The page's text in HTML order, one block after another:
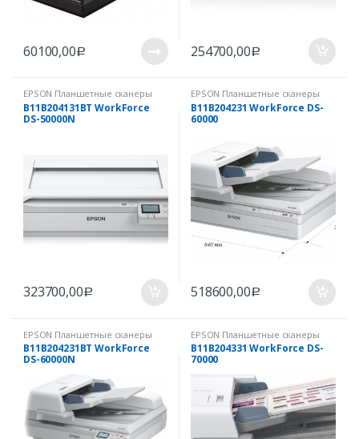
60100,00Р 254700,00Р
EPSON Планшетные сканеры
для бизнеса
B11B204131BT WorkForce
DS-50000N
323700,00Р
EPSON Планшетные сканеры
для бизнеса
B11B204231 WorkForce DS-
60000
518600,00Р
EPSON Планшетные сканеры
для бизнеса
B11B204231BT WorkForce
DS-60000N
EPSON Планшетные сканеры
для бизнеса
B11B204331 WorkForce DS-
70000